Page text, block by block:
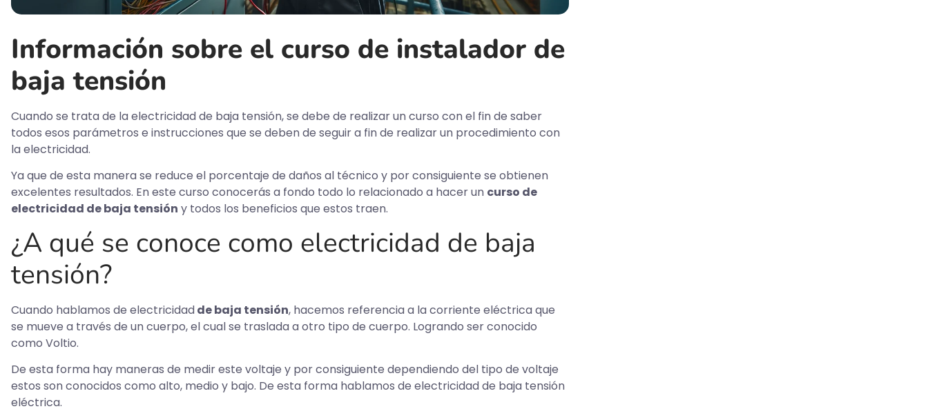
Información sobre el curso de instalador de
baja tensión
Cuando se trata de la electricidad de baja tensión, se debe de realizar un curso con el fin de saber
todos esos parámetros e instrucciones que se deben de seguir a fin de realizar un procedimiento con
la electricidad.
Ya que de esta manera se reduce el porcentaje de daños al técnico y por consiguiente se obtienen
excelentes resultados. En este curso conocerás a fondo todo lo relacionado a hacer un curso de
electricidad de baja tensión y todos los beneficios que estos traen.
¿A qué se conoce como electricidad de baja
tensión?
Cuando hablamos de electricidadde baja tensión, hacemos referencia a la corriente eléctrica que
se mueve a través de un cuerpo, el cual se traslada a otro tipo de cuerpo. Logrando ser conocido
como Voltio.
De esta forma hay maneras de medir este voltaje y por consiguiente dependiendo del tipo de voltaje
estos son conocidos como alto, medio y bajo. De esta forma hablamos de electricidad de baja tensión
eléctrica.